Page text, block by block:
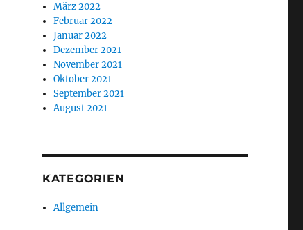
März 2022
Februar 2022
Januar 2022
Dezember 2021
November 2021
Oktober 2021
September 2021
August 2021
KATEGORIEN
Allgemein